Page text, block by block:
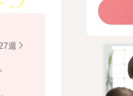
週